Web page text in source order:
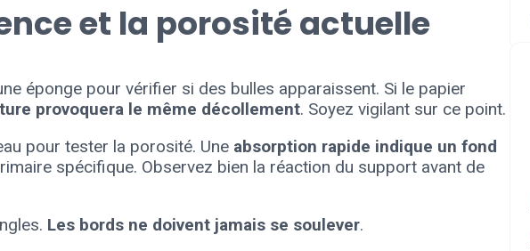
et la porosité actuelle
éponge pour vérifier si des bulles apparaissent. Si le papier
provoquera le même décollement. Soyez vigilant sur ce point.
pour tester la porosité. Une absorption rapide indique un fond
spécifique. Observez bien la réaction du support avant de
Les bords ne doivent jamais se soulever.